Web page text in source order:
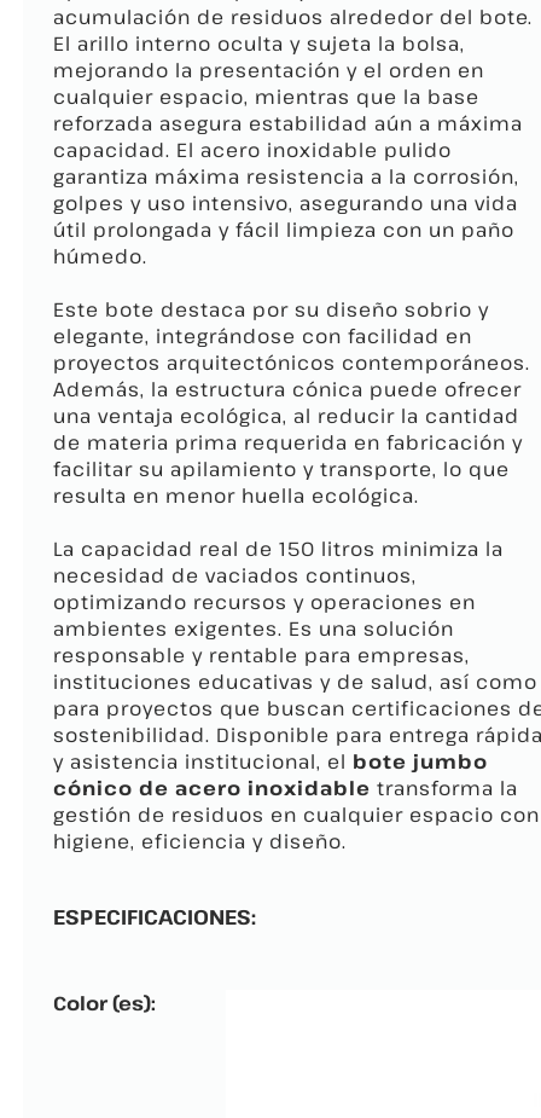
acumulación de residuos alrededor del bote.
El arillo interno oculta y sujeta la bolsa,
mejorando la presentación y el orden en
cualquier espacio, mientras que la base
reforzada asegura estabilidad aún a máxima
capacidad. El acero inoxidable pulido
garantiza máxima resistencia a la corrosión,
golpes y uso intensivo, asegurando una vida
útil prolongada y fácil limpieza con un paño
húmedo.
Este bote destaca por su diseño sobrio y
elegante, integrándose con facilidad en
proyectos arquitectónicos contemporáneos.
Además, la estructura cónica puede ofrecer
una ventaja ecológica, al reducir la cantidad
de materia prima requerida en fabricación y
facilitar su apilamiento y transporte, lo que
resulta en menor huella ecológica.
La capacidad real de 150 litros minimiza la
necesidad de vaciados continuos,
optimizando recursos y operaciones en
ambientes exigentes. Es una solución
responsable y rentable para empresas,
instituciones educativas y de salud, así como
para proyectos que buscan certificaciones
sostenibilidad. Disponible para entrega
y asistencia institucional, el bote jumbo
cónico de acero inoxidable transforma la
gestión de residuos en cualquier espacio con
higiene, eficiencia y diseño.
ESPECIFICACIONES:
Color (es):